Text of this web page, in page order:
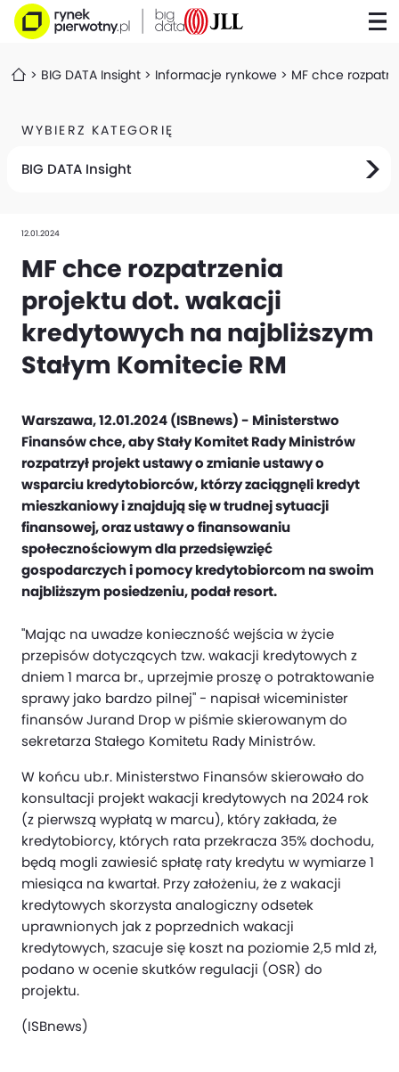
BIG DATA Insight Informacje rynkowe MF chce
WYBIERZ KATEGORIĘ
BIG DATA Insight
12.01.2024
MF chce rozpatrzenia
projektu dot. wakacji
kredytowych na najbliższym
Stałym Komitecie RM
Warszawa, 12.01.2024 (ISBnews) - Ministerstwo
Finansów chce, aby Stały Komitet Rady Ministrów
rozpatrzył projekt ustawy o zmianie ustawy o
wsparciu kredytobiorców, którzy zaciągnęli kredyt
mieszkaniowy i znajdują się w trudnej sytuacji
finansowej, oraz ustawy o finansowaniu
społecznościowym dla przedsięwzięć
gospodarczych i pomocy kredytobiorcom na swoim
najbliższym posiedzeniu, podał resort.
"Mając na uwadze konieczność wejścia w życie
przepisów dotyczących tzw. wakacji kredytowych z
dniem 1 marca br., uprzejmie proszę o potraktowanie
sprawy jako bardzo pilnej" - napisał wiceminister
finansów Jurand Drop w piśmie skierowanym do
sekretarza Stałego Komitetu Rady Ministrów.
W końcu ub.r. Ministerstwo Finansów skierowało do
konsultacji projekt wakacji kredytowych na 2024 rok
(z pierwszą wypłatą w marcu), który zakłada, że
kredytobiorcy, których rata przekracza 35% dochodu,
będą mogli zawiesić spłatę raty kredytu w wymiarze 1
miesiąca na kwartał. Przy założeniu, że z wakacji
kredytowych skorzysta analogiczny odsetek
uprawnionych jak z poprzednich wakacji
kredytowych, szacuje się koszt na poziomie 2,5 mld zł,
podano w ocenie skutków regulacji (OSR) do
projektu.
(ISBnews)